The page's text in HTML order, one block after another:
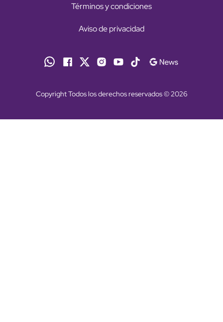
Términos y condiciones
Aviso de privacidad
Copyright Todos los derechos reservados © 2026